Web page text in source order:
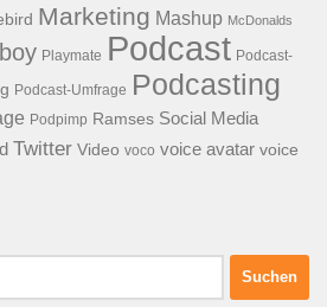
Marketing Mashup McDonalds
Playmate Podcast Podcast-
Podcast-Umfrage Podcasting
Podpimp Ramses Social Media
Twitter Video voco voice avatar voice